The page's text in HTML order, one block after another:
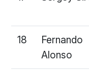
18
Fernando
Alonso